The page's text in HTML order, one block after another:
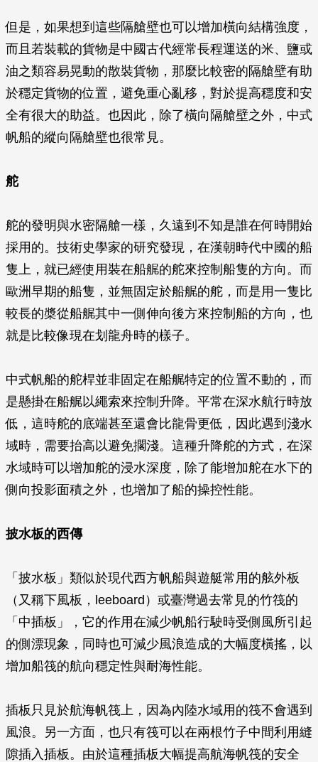
但是，如果想到這些隔艙壁也可以增加橫向結構強度，
而且若裝載的貨物是中國古代經常長程運送的米、鹽或
油之類容易晃動的散裝貨物，那麼比較密的隔艙壁有助
於穩定貨物的位置，避免重心亂移，對於提高穩度和安
全有很大的助益。也因此，除了橫向隔艙壁之外，中式
帆船的縱向隔艙壁也很常見。
舵
舵的發明與水密隔艙一樣，久遠到不知是誰在何時開始
採用的。技術史學家的研究發現，在漢朝時代中國的船
隻上，就已經使用裝在船艉的舵來控制船隻的方向。而
歐洲早期的船隻，並無固定於船艉的舵，而是用一隻比
較長的槳從船艉其中一側伸向後方來控制船的方向，也
就是比較像現在划龍舟時的樣子。
中式帆船的舵桿並非固定在船艉特定的位置不動的，而
是懸掛在船艉以繩索來控制升降。平常在深水航行時放
低，這時舵的底端甚至還會比龍骨更低，因此遇到淺水
域時，需要抬高以避免擱淺。這種升降舵的方式，在深
水域時可以增加舵的浸水深度，除了能增加舵在水下的
側向投影面積之外，也增加了船的操控性能。
披水板的西傳
「披水板」類似於現代西方帆船與遊艇常用的舷外板
（又稱下風板，leeboard）或臺灣過去常見的竹筏的
「中插板」，它的作用在減少帆船行駛時受側風所引起
的側漂現象，同時也可減少風浪造成的大幅度橫搖，以
增加船筏的航向穩定性與耐海性能。
插板只見於航海帆筏上，因為內陸水域用的筏不會遇到
風浪。另一方面，也只有筏可以在兩根竹子中間利用縫
隙插入插板。由於這種插板大幅提高航海帆筏的安全